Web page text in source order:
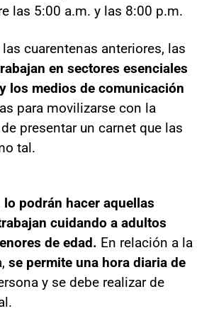
las 5:00 a.m. y las 8:00 p.m.
cuarentenas anteriores, las
en sectores esenciales
los medios de comunicación
para movilizarse con la
presentar un carnet que las
tal.
lo podrán hacer aquellas
cuidando a adultos
de edad. En relación a la
se permite una hora diaria de
y se debe realizar de